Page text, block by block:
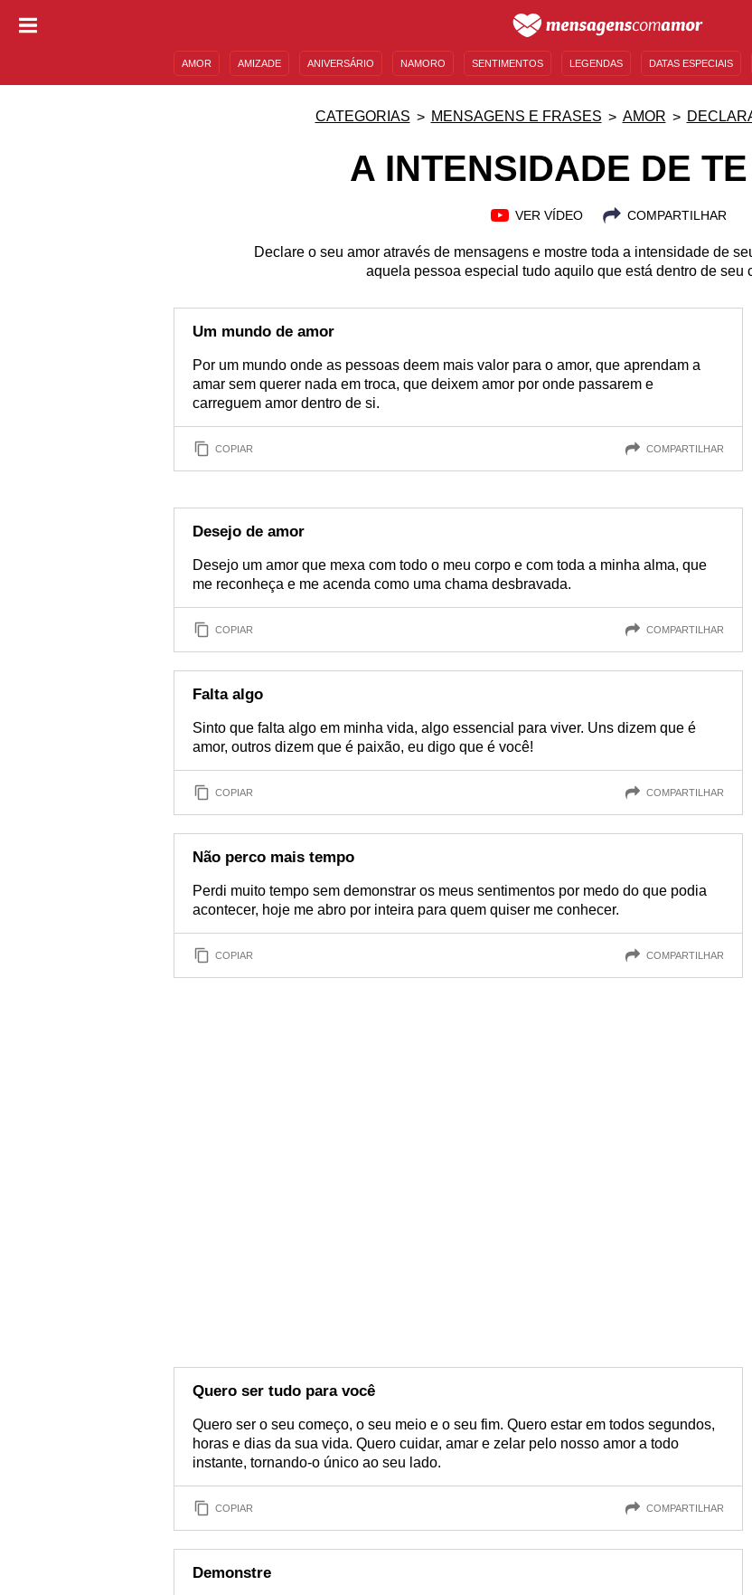
AMOR AMIZADE ANIVERSÁRIO NAMORO SENTIMENTOS LEGENDAS DATAS ESPECIAIS
CATEGORIAS MENSAGENS E FRASES AMOR
A INTENSIDADE DE
VER VÍDEO COMPARTILHAR
Declare o seu amor através de mensagens e mostre toda a intensidade de
aquela pessoa especial tudo aquilo que está dentro de seu
Um mundo de amor
Por um mundo onde as pessoas deem mais valor para o amor, que aprendam a
amar sem querer nada em troca, que deixem amor por onde passarem e
carreguem amor dentro de si.
COPIAR COMPARTILHAR
Desejo de amor
Desejo um amor que mexa com todo o meu corpo e com toda a minha alma, que
me reconheça e me acenda como uma chama desbravada.
COPIAR COMPARTILHAR
Falta algo
Sinto que falta algo em minha vida, algo essencial para viver. Uns dizem que é
amor, outros dizem que é paixão, eu digo que é você!
COPIAR COMPARTILHAR
Não perco mais tempo
Perdi muito tempo sem demonstrar os meus sentimentos por medo do que podia
acontecer, hoje me abro por inteira para quem quiser me conhecer.
COPIAR COMPARTILHAR
Quero ser tudo para você
Quero ser o seu começo, o seu meio e o seu fim. Quero estar em todos segundos,
horas e dias da sua vida. Quero cuidar, amar e zelar pelo nosso amor a todo
instante, tornando-o único ao seu lado.
COPIAR COMPARTILHAR
Demonstre